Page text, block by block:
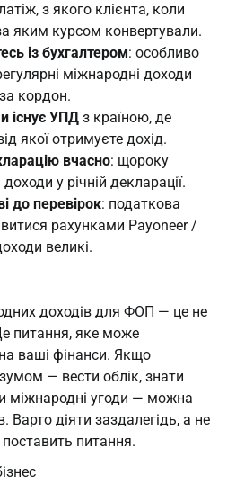
з якого клієнта, коли
яким курсом конвертували.
із бухгалтером: особливо
міжнародні доходи
кордон.
існує УПД з країною, де
якої отримуєте дохід.
вчасно: щороку
доходи у річній декларації.
до перевірок: податкова
рахунками Payoneer /
великі.
доходів для ФОП — це не
питання, яке може
ваші фінанси. Якщо
— вести облік, знати
міжнародні угоди — можна
Варто діяти заздалегідь, а не
питання.